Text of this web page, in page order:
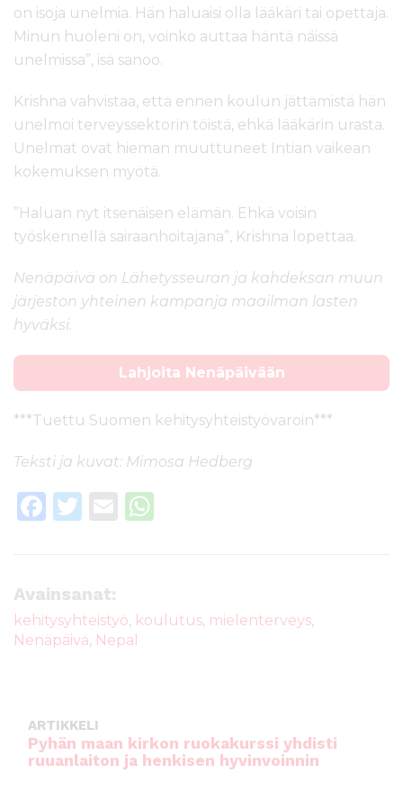
on isoja unelmia. Hän haluaisi olla lääkäri tai opettaja.
Minun huoleni on, voinko auttaa häntä näissä
unelmissa”, isä sanoo.
Krishna vahvistaa, että ennen koulun jättämistä hän
unelmoi terveyssektorin töistä, ehkä lääkärin urasta.
Unelmat ovat hieman muuttuneet Intian vaikean
kokemuksen myötä.
”Haluan nyt itsenäisen elämän. Ehkä voisin
työskennellä sairaanhoitajana”, Krishna lopettaa.
Nenäpäivä on Lähetysseuran ja kahdeksan muun
järjestön yhteinen kampanja maailman lasten
hyväksi.
Lahjoita Nenäpäivään
***Tuettu Suomen kehitysyhteistyövaroin***
Teksti ja kuvat: Mimosa Hedberg
F
e
b
o
T
te
r
E
A
Avainsanat:
kehitysyhteistyö, koulutus, mielenterveys,
Nenäpäivä, Nepal
ARTIKKELI
Pyhän maan kirkon ruokakurssi yhdisti
ruuanlaiton ja henkisen hyvinvoinnin